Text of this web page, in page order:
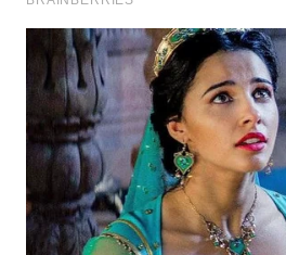
WN
TANGERANG
WN
BINJAI
WN
CIREBON